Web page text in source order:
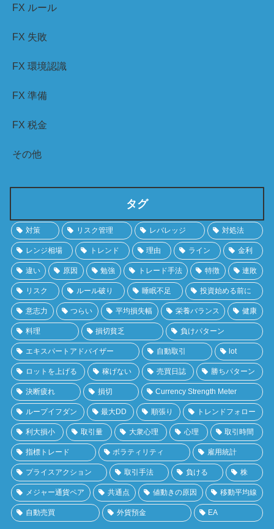
FX ルール
FX 失敗
FX 環境認識
FX 準備
FX 税金
その他
タグ
対策 リスク管理 レバレッジ 対処法
レンジ相場 トレンド 理由 ライン 金利
違い 原因 勉強 トレード手法 特徴 連敗
リスク ルール破り 睡眠不足 投資始める前に
意志力 つらい 平均損失幅 栄養バランス 健康
料理 損切貧乏 負けパターン
エキスパートアドバイザー 自動取引 lot
ロットを上げる 稼げない 売買日誌 勝ちパターン
決断疲れ 損切 Currency Strength Meter
ループイフダン 最大DD 順張り トレンドフォロー
利大損小 取引量 大衆心理 心理 取引時間
指標トレード ボラティリティ 雇用統計
プライスアクション 取引手法 負ける 株
メジャー通貨ペア 共通点 値動きの原因 移動平均線
自動売買 外貨預金 EA